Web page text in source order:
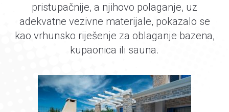
pristupačnije, a njihovo polaganje, uz
adekvatne vezivne materijale, pokazalo se
kao vrhunsko riješenje za oblaganje bazena,
kupaonica ili sauna.